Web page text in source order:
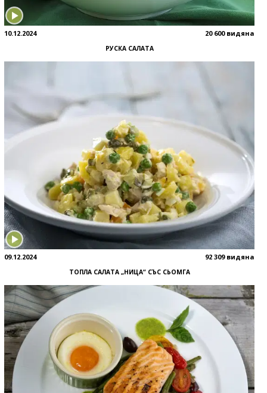
10.12.2024 20 600 видяна
РУСКА САЛАТА
09.12.2024 92 309 видяна
ТОПЛА САЛАТА „НИЦА“ СЪС СЬОМГА